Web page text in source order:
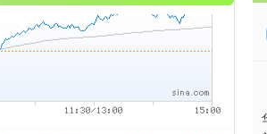
7242.10 +0.17%